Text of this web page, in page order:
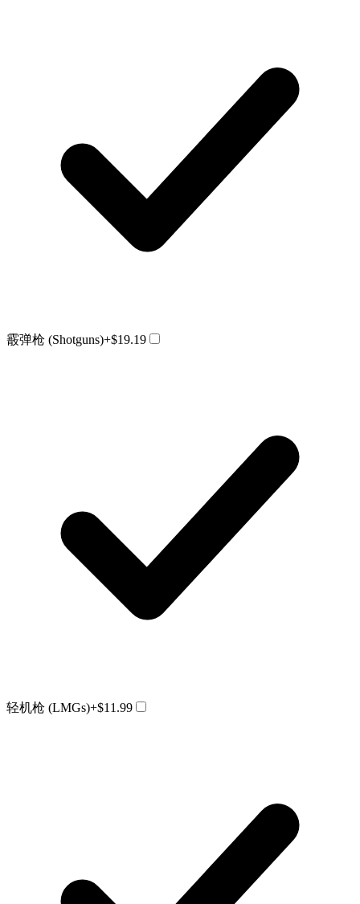
霰弹枪 (Shotguns)+$19.19
轻机枪 (LMGs)+$11.99